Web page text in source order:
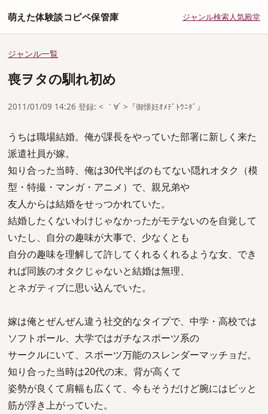
萌えた体験談コピペ保管庫 ジャンル検索人気殿堂
ジャンル一覧
喪ヲタの馴れ初め
2011/01/09 14:26 登録: < ｀∀´ >『御懐妊ｵﾒﾃﾞﾄｳﾆﾀﾞ』
うちは職場結婚。俺が課長をやっていた部署に新しく来た
派遣社員が嫁。
知り合った当時、俺は30代半ばのもてない隠れオタク（模
型・特撮・マンガ・アニメ）で、親兄弟や
友人からは結婚をせっつかれていた。
結婚したくないわけじゃなかったがモテないのを自覚して
いたし、自分の趣味が大事で、少なくとも
自分の趣味を理解して許してくれるくれるような女、でき
れば同族のオタクじゃないと結婚は無理、
とネガティブに思い込んでいた。
嫁は俺とぜんぜん違う社交的なタイプで、中学・高校では
ソフトボール、大学ではガチなスポーツ系の
サークルにいて、スポーツ万能のスレンダーマッチョだ。
知り合った当時は20代の末。背が高くて
姿勢が良くて肩幅も広くて、今もそうだけど腕にはビッと
筋が浮き上がっていた。